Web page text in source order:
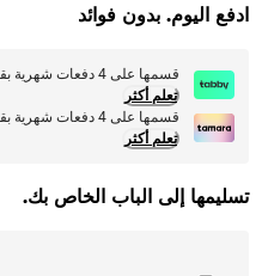
ادفع اليوم. بدون فوائد
قسمها على 4 دفعات شهرية بقيمة
تعلم أكثر
قسمها على 4 دفعات شهرية بقيمة
تعلم أكثر
تسليمها إلى الباب الخاص بك.